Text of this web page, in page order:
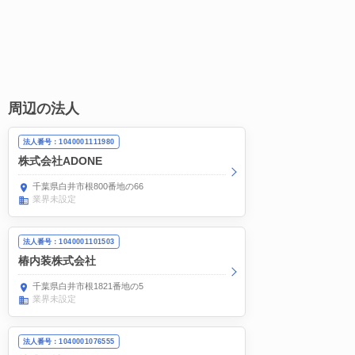
周辺の法人
法人番号：1040001111980
株式会社ADONE
千葉県白井市根800番地の66
業界未設定
法人番号：1040001101503
椿内装株式会社
千葉県白井市根1821番地の5
業界未設定
法人番号：1040001076555